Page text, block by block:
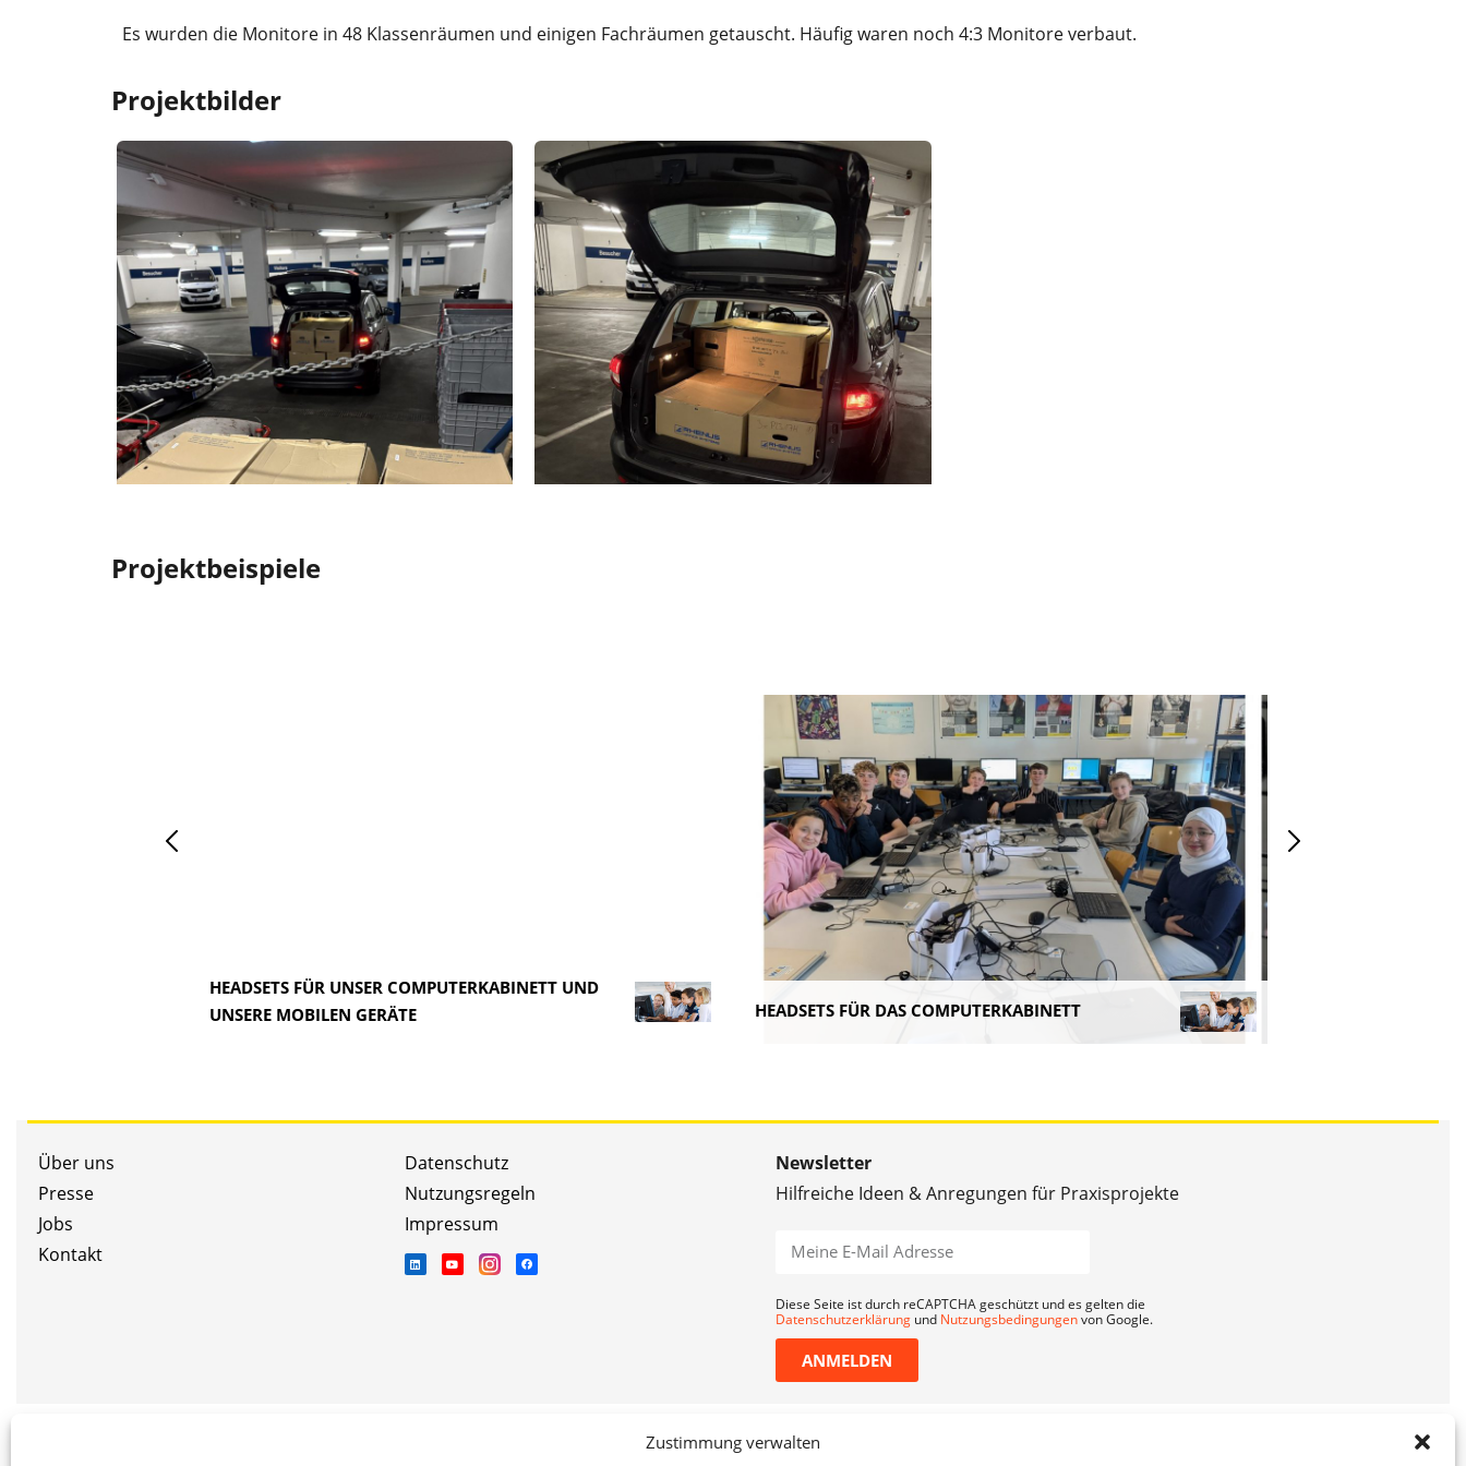
Zustimmung verwalten
Es wurden die Monitore in 48 Klassenräumen und einigen Fachräumen getauscht. Häufig waren noch 4:3 Monitore verbaut.
Projektbilder
Projektbeispiele
HEADSETS FÜR UNSER COMPUTERKABINETT UND
UNSERE MOBILEN GERÄTE
HEADSETS FÜR DAS COMPUTERKABINETT
Über uns
Presse
Jobs
Kontakt
Datenschutz
Nutzungsregeln
Impressum
Newsletter
Hilfreiche Ideen & Anregungen für Praxisprojekte
Diese Seite ist durch reCAPTCHA geschützt und es gelten die
Datenschutzerklärung und Nutzungsbedingungenvon Google.
ANMELDEN